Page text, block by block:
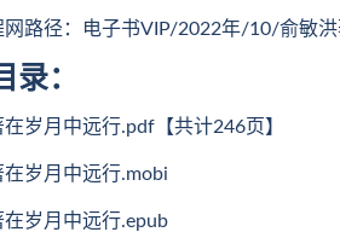
网路径：电子书VIP/2022年/10/俞敏
录：
岁月中远行.pdf【共计246页】
岁月中远行.mobi
岁月中远行.epub